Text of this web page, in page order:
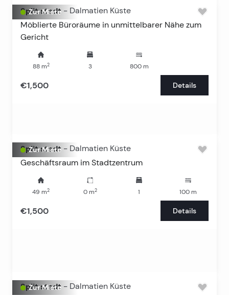
Zur Miete
Split stadt - Dalmatien Küste
Möblierte Büroräume in unmittelbarer Nähe zum
Gericht
88m2 3 800m
€1,500 Details
Zur Miete
Split stadt - Dalmatien Küste
Geschäftsraum im Stadtzentrum
49 m2 0m2 1 100 m
€1,500 Details
Zur Miete
Split stadt - Dalmatien Küste